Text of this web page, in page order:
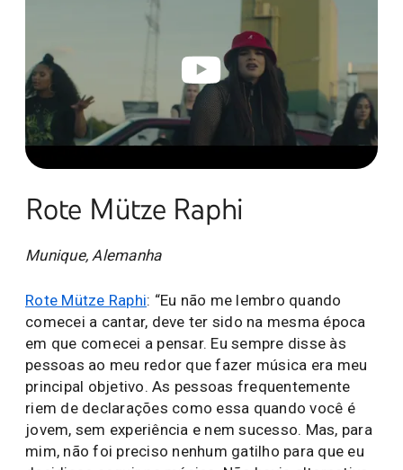
Rote Mütze Raphi
Munique, Alemanha
Rote Mütze Raphi: “Eu não me lembro quando
comecei a cantar, deve ter sido na mesma época
em que comecei a pensar. Eu sempre disse às
pessoas ao meu redor que fazer música era meu
principal objetivo. As pessoas frequentemente
riem de declarações como essa quando você é
jovem, sem experiência e nem sucesso. Mas, para
mim, não foi preciso nenhum gatilho para que eu